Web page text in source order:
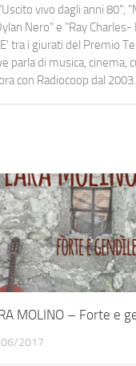
vivo dagli anni 80",
Nero" e "Ray
tra i giurati del Premio
parla di musica,
con Radiocoop dal 2003.
MOLINO – Forte e
2017